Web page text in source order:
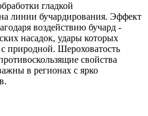
гладкой
линии бучардирования. Эффект
воздействию бучард -
насадок, удары которых
природной. Шероховатость
свойства
в регионах с ярко